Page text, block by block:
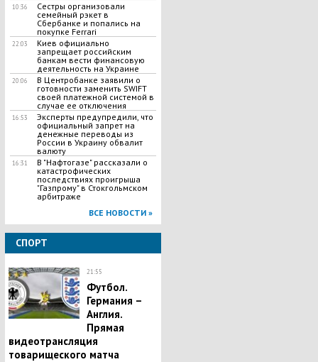
10:36
Сестры организовали
семейный рэкет в
Сбербанке и попались на
покупке Ferrari
22:03
Киев официально
запрещает российским
банкам вести финансовую
деятельность на Украине
20:06
В Центробанке заявили о
готовности заменить SWIFT
своей платежной системой в
случае ее отключения
16:53
Эксперты предупредили, что
официальный запрет на
денежные переводы из
России в Украину обвалит
валюту
16:31
В "Нафтогазе" рассказали о
катастрофических
последствиях проигрыша
"Газпрому" в Стокгольмском
арбитраже
ВСЕ НОВОСТИ »
СПОРТ
21:55
Футбол.
Германия –
Англия.
Прямая
видеотрансляция
товарищеского матча